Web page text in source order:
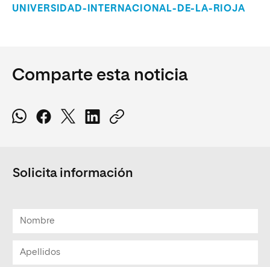
UNIVERSIDAD-INTERNACIONAL-DE-LA-RIOJA
Comparte esta noticia
Solicita información